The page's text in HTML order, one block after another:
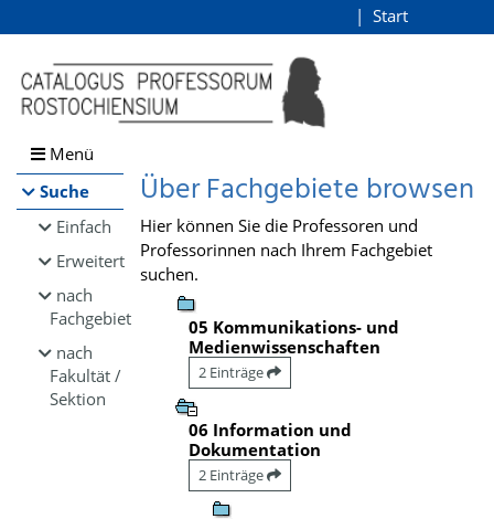
Browsen
direkt zum Inhalt
Start
Menü
Suche
Einfach
Erweitert
nach
Fachgebiet
nach
Fakultät /
Sektion
Über Fachgebiete browsen
Hier können Sie die Professoren und
Professorinnen nach Ihrem Fachgebiet
suchen.
05 Kommunikations- und
Medienwissenschaften
2 Einträge
06 Information und
Dokumentation
2 Einträge